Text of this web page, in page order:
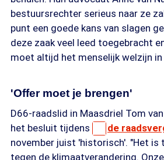
bestuursrechter serieus naar ze
punt een goede kans van slagen
deze zaak veel leed toegebracht
moet altijd het menselijk welzijn
'Offer moet je brengen'
D66-raadslid in Maasdriel Tom
het besluit tijdens
de
november juist 'historisch'. "Het is
tegen de klimaatverandering.